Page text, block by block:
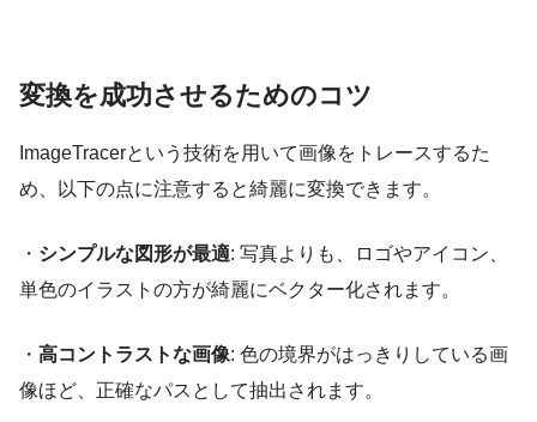
変換を成功させるためのコツ
ImageTracerという技術を用いて画像をトレースするた
め、以下の点に注意すると綺麗に変換できます。
・ シンプルな図形が最適: 写真よりも、ロゴやアイコン、
単色のイラストの方が綺麗にベクター化されます。
・ 高コントラストな画像: 色の境界がはっきりしている画
像ほど、正確なパスとして抽出されます。